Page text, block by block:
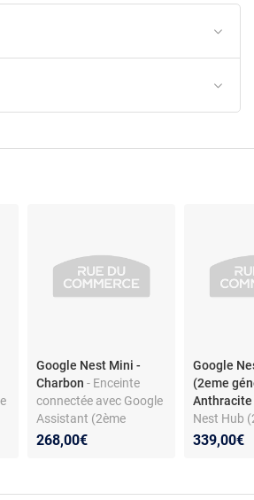
Google Nest Mini -
Charbon- Enceinte
connectée avec Google
Assistant (2ème
génération) - Bluetooth
268,00€
Google
(2eme
Nest Hub
339,00€